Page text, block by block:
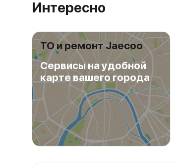
Интересно
ТО и ремонт Jaecoo
Сервисы на удобной
карте вашего города